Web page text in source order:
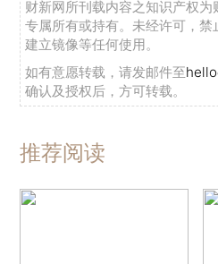
财新网所刊载内容之知识产权
专属所有或持有。未经许可，禁
建立镜像等任何使用。
如有意愿转载，请发邮件至
确认及授权后，方可转载。
推荐阅读